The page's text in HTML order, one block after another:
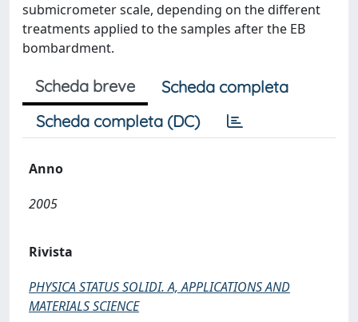
submicrometer scale, depending on the different
treatments applied to the samples after the EB
bombardment.
Scheda breve
Scheda completa
Scheda completa (DC)
Anno
2005
Rivista
PHYSICA STATUS SOLIDI. A, APPLICATIONS AND
MATERIALS SCIENCE